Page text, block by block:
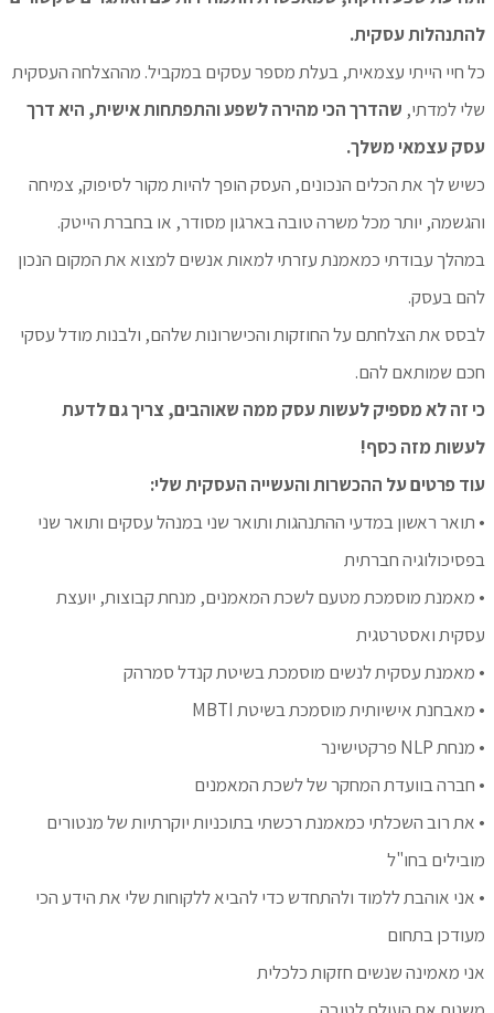
להתנהלות עסקית.
כל חיי הייתי עצמאית, בעלת מספר עסקים במקביל. מההצלחה העסקית
שלי למדתי, שהדרך הכי מהירה לשפע והתפתחות אישית, היא דרך
עסק עצמאי משלך.
כשיש לך את הכלים הנכונים, העסק הופך להיות מקור לסיפוק, צמיחה
והגשמה, יותר מכל משרה טובה בארגון מסודר, או בחברת הייטק.
במהלך עבודתי כמאמנת עזרתי למאות אנשים למצוא את המקום הנכון
להם בעסק.
לבסס את הצלחתם על החוזקות והכישרונות שלהם, ולבנות מודל עסקי
חכם שמותאם להם.
כי זה לא מספיק לעשות עסק ממה שאוהבים, צריך גם לדעת
לעשות מזה כסף!
עוד פרטים על ההכשרות והעשייה העסקית שלי:
• תואר ראשון במדעי ההתנהגות ותואר שני במנהל עסקים ותואר שני
בפסיכולוגיה חברתית
• מאמנת מוסמכת מטעם לשכת המאמנים, מנחת קבוצות, יועצת
עסקית ואסטרטגית
• מאמנת עסקית לנשים מוסמכת בשיטת קנדל סמרהק
• מאבחנת אישיותית מוסמכת בשיטת MBTI
• מנחת NLP פרקטישינר
• חברה בוועדת המחקר של לשכת המאמנים
• את רוב השכלתי כמאמנת רכשתי בתוכניות יוקרתיות של מנטורים
מובילים בחו"ל
• אני אוהבת ללמוד ולהתחדש כדי להביא ללקוחות שלי את הידע הכי
מעודכן בתחום
אני מאמינה שנשים חזקות כלכלית